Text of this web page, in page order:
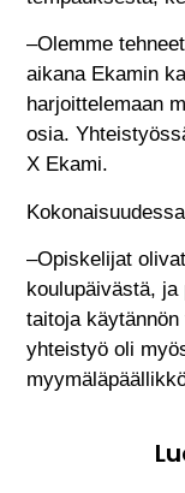
–Olemme
aikana Ekamin
harjoittelemaan
osia.
X Ekami.
–Opiskelijat
koulupäivästä,
taitoja
yhteistyö oli